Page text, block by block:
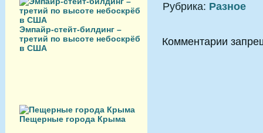
Эмпайр-стейт-билдинг –
третий по высоте небоскрёб
в США
Пещерные города Крыма
Рубрика: Разное
Комментарии